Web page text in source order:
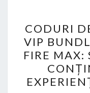
CODURI
VIP
FIRE MAX: